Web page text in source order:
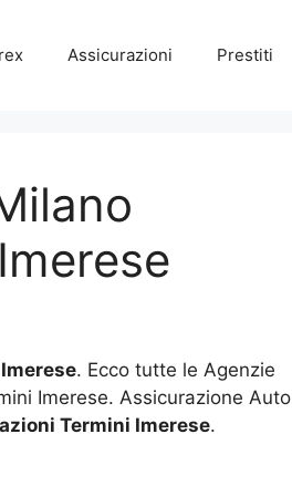
Assicurazioni Prestiti
. Ecco tutte le Agenzie
Imerese. Assicurazione Auto
Termini Imerese.